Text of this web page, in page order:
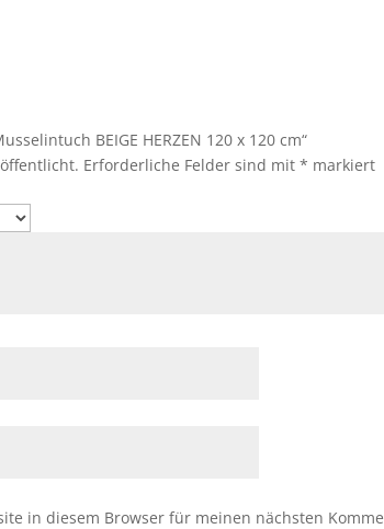
BEIGE HERZEN 120 x 120 cm“
Erforderliche Felder sind mit* markiert
in diesem Browser für meinen nächsten